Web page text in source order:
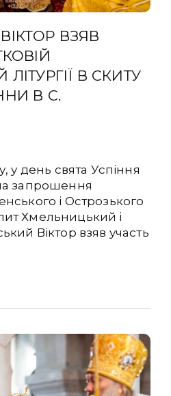
ВЗЯВ
В СКИТУ
В С.
у день свята Успіння
запрошення
і Острозького
Хмельницький і
Віктор взяв участь